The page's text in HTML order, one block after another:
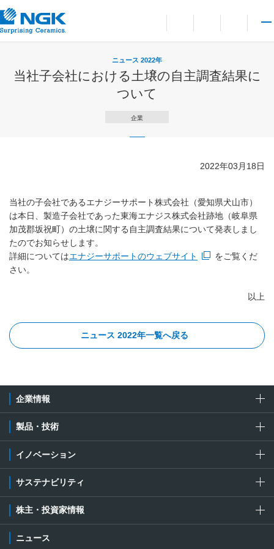
言語切り替えメニュー
サイト内検索を開
お問い合わせ
メイ
ニュース 2022年
当社子会社における土壌の自主調査結果に
ついて
企業
2022年03月18日
当社の子会社であるエナジーサポート株式会社（愛知県犬山市）
は本日、製造子会社であった東海エナジス株式会社跡地（岐阜県
加茂郡坂祝町）の土壌に関する自主調査結果について発表しまし
たのでお知らせします。
詳細についてはエナジーサポートのウェブサイト
新規ウィンドウを開きます
をご覧くだ
さい。
以上
ニュース 2022年一覧へ戻る
企業情報
製品・技術
イノベーション
サステナビリティ
株主・投資家情報
ニュース